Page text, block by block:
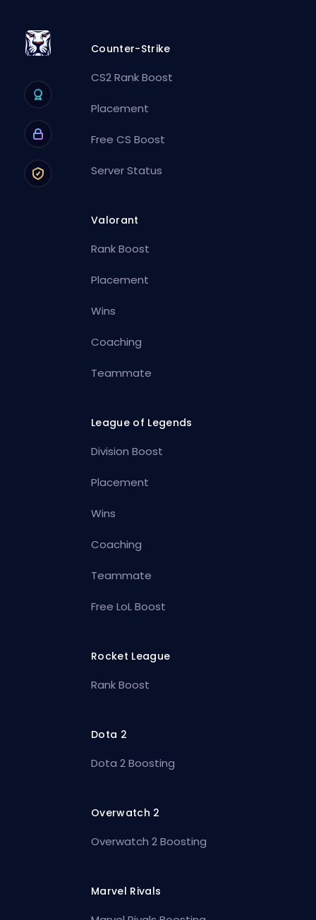
Counter-Strike
CS2 Rank Boost
Placement
Free CS Boost
Server Status
Valorant
Rank Boost
Placement
Wins
Coaching
Teammate
League of Legends
Division Boost
Placement
Wins
Coaching
Teammate
Free LoL Boost
Rocket League
Rank Boost
Dota 2
Dota 2 Boosting
Overwatch 2
Overwatch 2 Boosting
Marvel Rivals